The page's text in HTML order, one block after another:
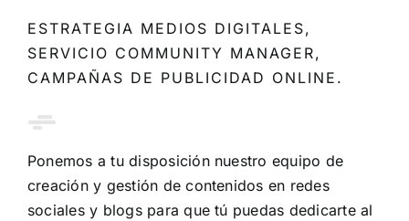
ESTRATEGIA MEDIOS DIGITALES,
SERVICIO COMMUNITY MANAGER,
CAMPAÑAS DE PUBLICIDAD ONLINE.
Ponemos a tu disposición nuestro equipo de
creación y gestión de contenidos en redes
sociales y blogs para que tú puedas dedicarte al